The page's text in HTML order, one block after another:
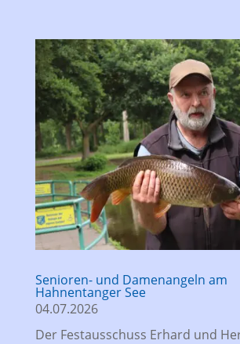
Senioren- und Damenangeln am
Hahnentanger See
04.07.2026
Der Festausschuss Erhard und